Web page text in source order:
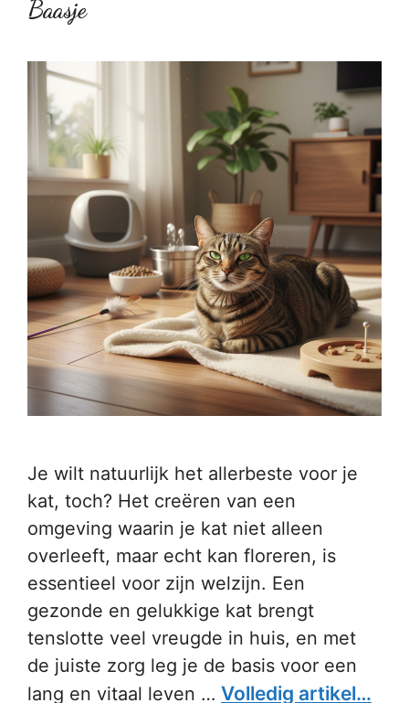
Baasje
Je wilt natuurlijk het allerbeste voor je
kat, toch? Het creëren van een
omgeving waarin je kat niet alleen
overleeft, maar echt kan floreren, is
essentieel voor zijn welzijn. Een
gezonde en gelukkige kat brengt
tenslotte veel vreugde in huis, en met
de juiste zorg leg je de basis voor een
lang en vitaal leven … Volledig artikel…